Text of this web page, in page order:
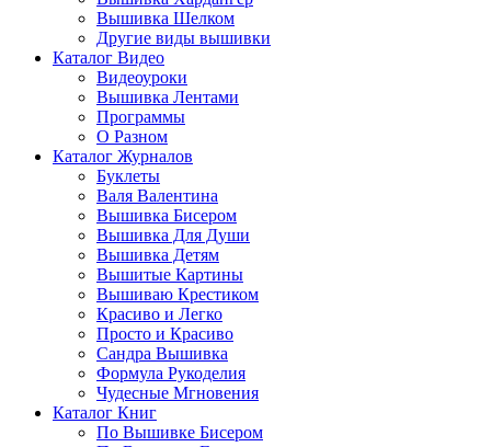
Вышивка Шелком
Другие виды вышивки
Каталог Видео
Видеоуроки
Вышивка Лентами
Программы
О Разном
Каталог Журналов
Буклеты
Валя Валентина
Вышивка Бисером
Вышивка Для Души
Вышивка Детям
Вышитые Картины
Вышиваю Крестиком
Красиво и Легко
Просто и Красиво
Сандра Вышивка
Формула Рукоделия
Чудесные Мгновения
Каталог Книг
По Вышивке Бисером